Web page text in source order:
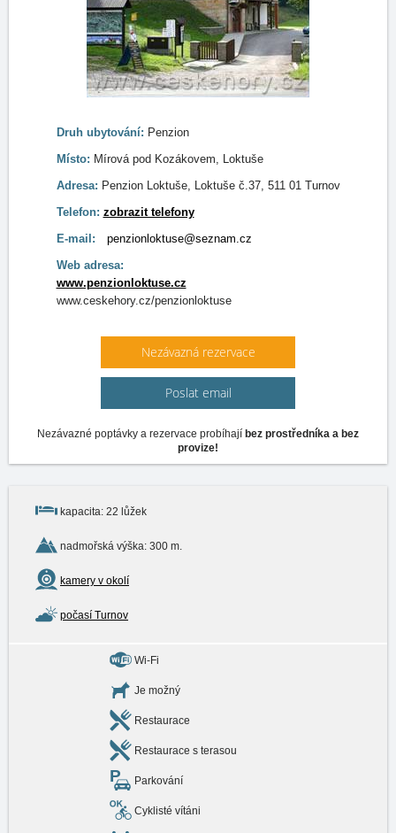
Druh ubytování: Penzion
Místo: Mírová pod Kozákovem, Loktuše
Adresa: Penzion Loktuše, Loktuše č.37, 511 01 Turnov
Telefon: zobrazit telefony
E-mail:
penzionloktuse@seznam.cz
Web adresa:
www.penzionloktuse.cz
www.ceskehory.cz/penzionloktuse
Nezávazná rezervace
Poslat email
Nezávazné poptávky a rezervace probíhají bez prostředníka a bez
provize!
kapacita: 22 lůžek
nadmořská výška: 300 m.
kamery v okolí
počasí Turnov
Wi-Fi
Je možný
Restaurace
Restaurace s terasou
Parkování
Cyklisté vítáni